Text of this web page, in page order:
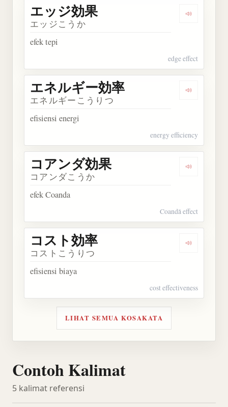
Dengarkan
エッジ効果
エッジこうか
efek tepi
edge effect
Dengarkan
エネルギー効率
エネルギーこうりつ
efisiensi energi
energy efficiency
Dengarkan
コアンダ効果
コアンダこうか
efek Coanda
Coandă effect
Dengarkan
コスト効率
コストこうりつ
efisiensi biaya
cost effectiveness
LIHAT SEMUA KOSAKATA
Contoh Kalimat
5 kalimat referensi